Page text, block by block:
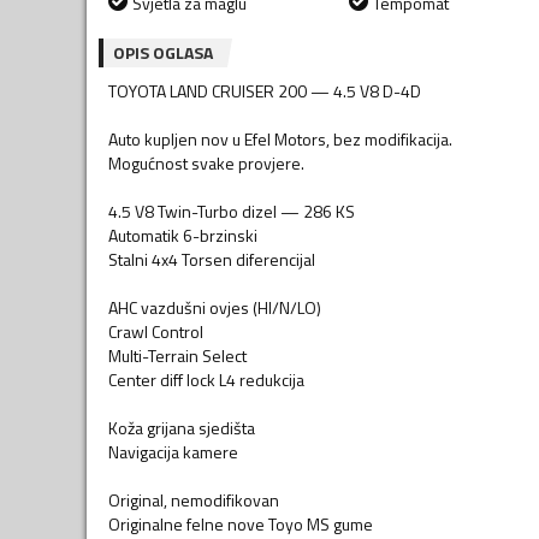
OPIS OGLASA
TOYOTA LAND CRUISER 200 — 4.5 V8 D-4D
Auto kupljen nov u Efel Motors, bez modifikacija.
Mogućnost svake provjere.
4.5 V8 Twin-Turbo dizel — 286 KS
Automatik 6-brzinski
Stalni 4x4 Torsen diferencijal
AHC vazdušni ovjes (HI/N/LO)
Crawl Control
Multi-Terrain Select
Center diff lock L4 redukcija
Koža grijana sjedišta
Navigacija kamere
Original, nemodifikovan
Originalne felne nove Toyo MS gume